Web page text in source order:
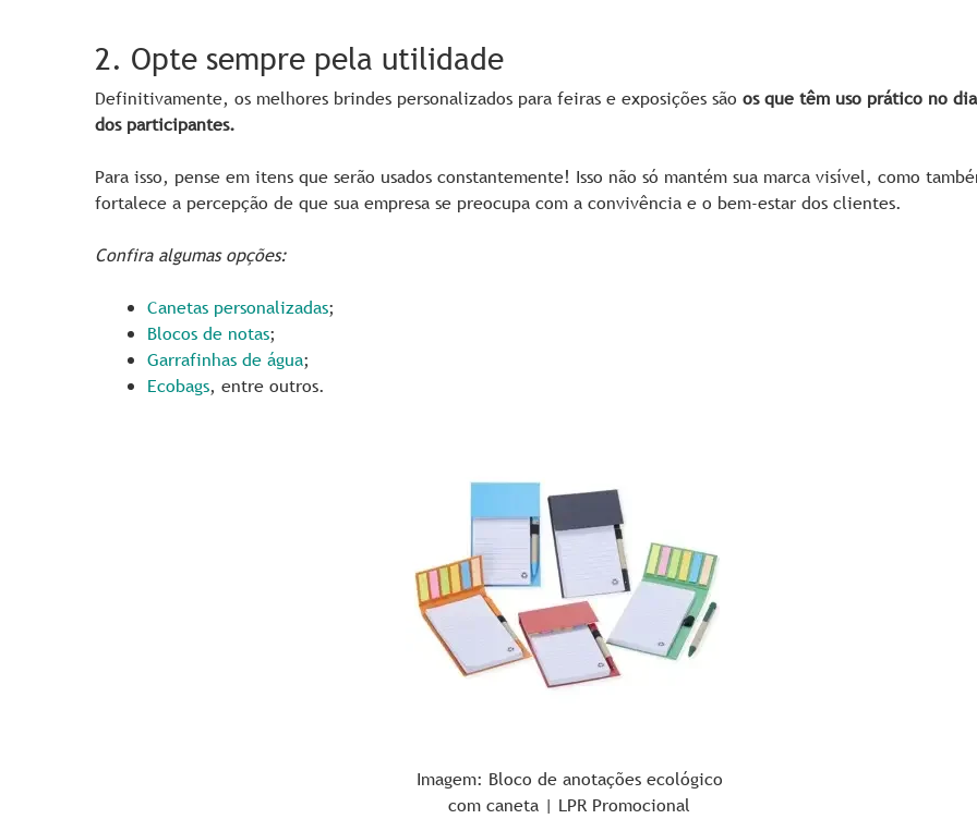
2. Opte sempre pela utilidade
Definitivamente, os melhores brindes personalizados para feiras e exposições são os que têm uso prático no
dos participantes.
Para isso, pense em itens que serão usados constantemente! Isso não só mantém sua marca visível, como
fortalece a percepção de que sua empresa se preocupa com a convivência e o bem-estar dos clientes.
Confira algumas opções:
Canetas personalizadas;
Blocos de notas;
Garrafinhas de água;
Ecobags, entre outros.
Imagem: Bloco de anotações ecológico
com caneta | LPR Promocional